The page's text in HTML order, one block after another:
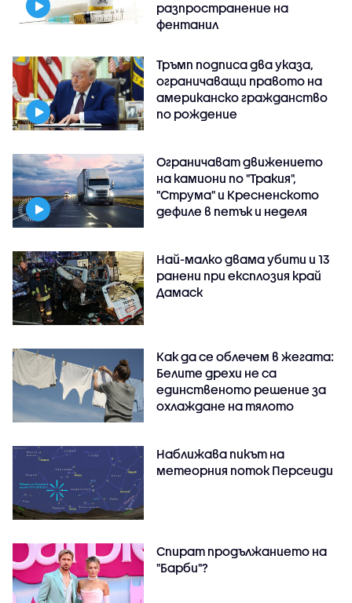
разпространение на
фентанил
Тръмп подписа два указа,
ограничаващи правото на
американско гражданство
по рождение
Ограничават движението
на камиони по "Тракия",
"Струма" и Кресненското
дефиле в петък и неделя
Най-малко двама убити и 13
ранени при експлозия край
Дамаск
Как да се облечем в жегата:
Белите дрехи не са
единственото решение за
охлаждане на тялото
Наближава пикът на
метеорния поток Персеиди
Спират продължанието на
"Барби"?